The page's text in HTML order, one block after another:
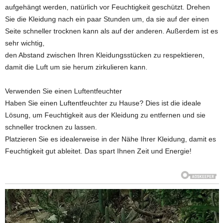
aufgehängt werden, natürlich vor Feuchtigkeit geschützt. Drehen
Sie die Kleidung nach ein paar Stunden um, da sie auf der einen
Seite schneller trocknen kann als auf der anderen. Außerdem ist es
sehr wichtig,
den Abstand zwischen Ihren Kleidungsstücken zu respektieren,
damit die Luft um sie herum zirkulieren kann.
Verwenden Sie einen Luftentfeuchter
Haben Sie einen Luftentfeuchter zu Hause? Dies ist die ideale
Lösung, um Feuchtigkeit aus der Kleidung zu entfernen und sie
schneller trocknen zu lassen.
Platzieren Sie es idealerweise in der Nähe Ihrer Kleidung, damit es
Feuchtigkeit gut ableitet. Das spart Ihnen Zeit und Energie!